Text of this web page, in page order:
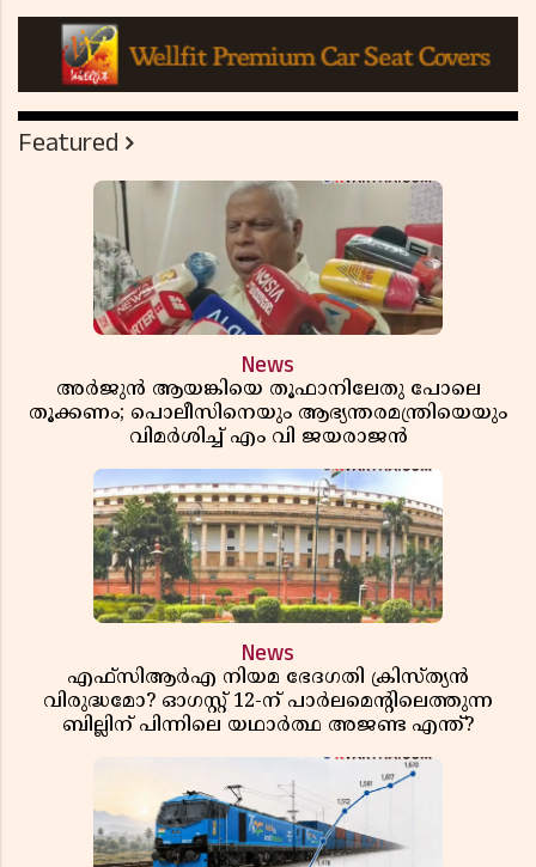
Featured
News
അർജുൻ ആയങ്കിയെ തൂഫാനിലേതു പോലെ
തൂക്കണം; പൊലീസിനെയും ആഭ്യന്തരമന്ത്രിയെയും
വിമർശിച്ച് എം വി ജയരാജൻ
News
എഫ്സിആർഎ നിയമ ഭേദഗതി ക്രിസ്ത്യൻ
വിരുദ്ധമോ? ഓഗസ്റ്റ് 12-ന് പാർലമെന്റിലെത്തുന്ന
ബില്ലിന് പിന്നിലെ യഥാർത്ഥ അജണ്ട എന്ത്?